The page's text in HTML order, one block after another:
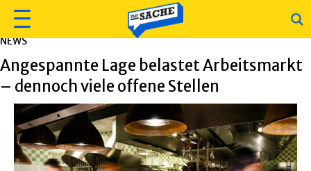
NEWS
Angespannte Lage belastet Arbeitsmarkt
– dennoch viele offene Stellen